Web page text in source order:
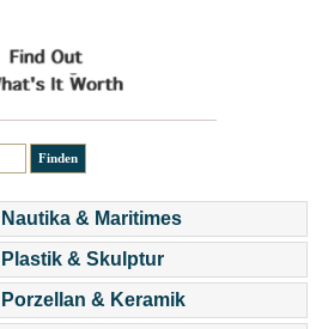
Nautika & Maritimes
Plastik & Skulptur
Porzellan & Keramik